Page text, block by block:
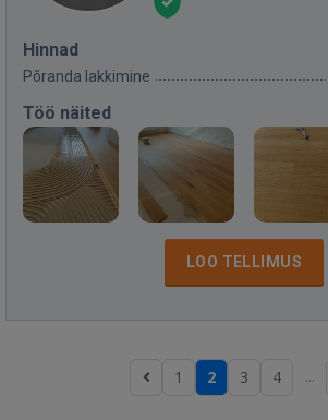
Hinnad
Põranda lakkimine
Töö näited
LOO TELLIMUS
1 2 3 4 ...